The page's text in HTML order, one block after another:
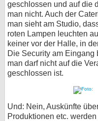
geschlossen und auf die
man nicht. Auch der
man sieht am Studio,
roten Lampen leuchten
keiner vor der Halle, in
Die Security am Eingang
man darf nicht auf die
geschlossen ist.
Und: Nein, Auskünfte
Produktionen etc.